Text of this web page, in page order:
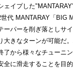
ェイプした
代 MANTARAY「BIG
ーパーを削ぎ落としサ
大きなターンが可能だ
了から様々なチューニ
全に滑走することを目